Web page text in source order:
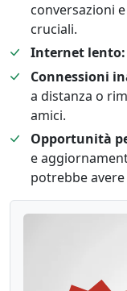
conversazioni
cruciali.
Internet lento:
Connessioni
a distanza o
amici.
Opportunità
e
potrebbe